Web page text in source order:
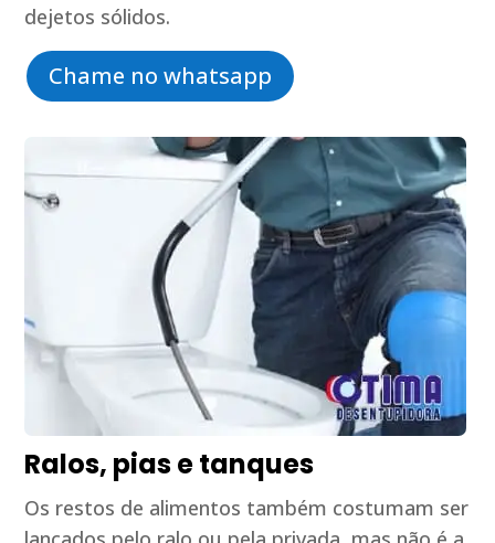
dejetos sólidos.
Chame no whatsapp
Ralos, pias e tanques
Os restos de alimentos também costumam ser